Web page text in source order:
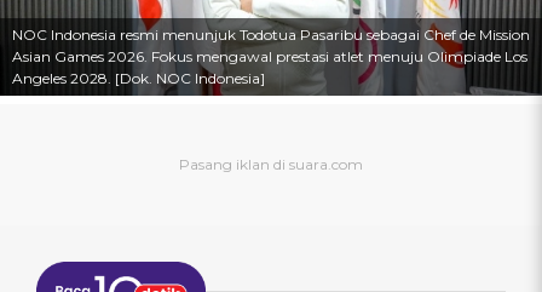
NOC Indonesia resmi menunjuk Todotua Pasaribu sebagai Chef de Mission
Asian Games 2026. Fokus mengawal prestasi atlet menuju Olimpiade Los
Angeles 2028. [Dok. NOC Indonesia]